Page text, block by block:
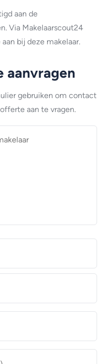
aan de
Via Makelaarscout24
bij deze makelaar.
aanvragen
gebruiken om contact
aan te vragen.